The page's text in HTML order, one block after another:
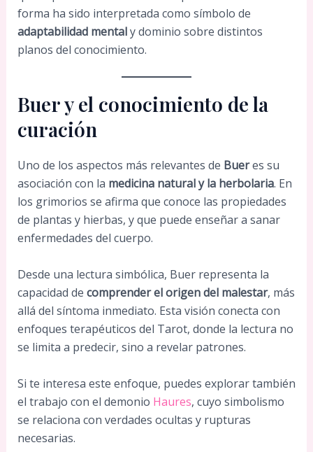
forma ha sido interpretada como símbolo de
adaptabilidad mentaly dominio sobre distintos
planos del conocimiento.
Buer y el conocimiento de la
curación
Uno de los aspectos más relevantes de Bueres su
asociación con la medicina natural y la herbolaria. En
los grimorios se afirma que conoce las propiedades
de plantas y hierbas, y que puede enseñar a sanar
enfermedades del cuerpo.
Desde una lectura simbólica, Buer representa la
capacidad de comprender el origen del malestar, más
allá del síntoma inmediato. Esta visión conecta con
enfoques terapéuticos del Tarot, donde la lectura no
se limita a predecir, sino a revelar patrones.
Si te interesa este enfoque, puedes explorar también
el trabajo con el demonio Haures, cuyo simbolismo
se relaciona con verdades ocultas y rupturas
necesarias.